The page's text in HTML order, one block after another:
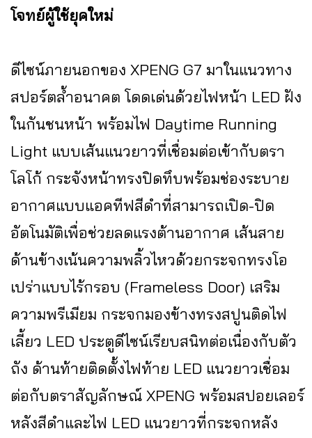
โจทย์ผู้ใช้ยุคใหม่
ดีไซน์ภายนอกของ XPENG G7 มาในแนวทาง
สปอร์ตล้ำอนาคต โดดเด่นด้วยไฟหน้า LED ฝัง
ในกันชนหน้า พร้อมไฟ Daytime Running
Light แบบเส้นแนวยาวที่เชื่อมต่อเข้ากับตรา
โลโก้ กระจังหน้าทรงปิดทึบพร้อมช่องระบาย
อากาศแบบแอคทีฟสีดำที่สามารถเปิด-ปิด
อัตโนมัติเพื่อช่วยลดแรงต้านอากาศ เส้นสาย
ด้านข้างเน้นความพลิ้วไหวด้วยกระจกทรงโอ
เปร่าแบบไร้กรอบ (Frameless Door) เสริม
ความพรีเมียม กระจกมองข้างทรงสปูนติดไฟ
เลี้ยว LED ประตูดีไซน์เรียบสนิทต่อเนื่องกับตัว
ถัง ด้านท้ายติดตั้งไฟท้าย LED แนวยาวเชื่อม
ต่อกับตราสัญลักษณ์ XPENG พร้อมสปอยเลอร์
หลังสีดำและไฟ LED แนวยาวที่กระจกหลัง